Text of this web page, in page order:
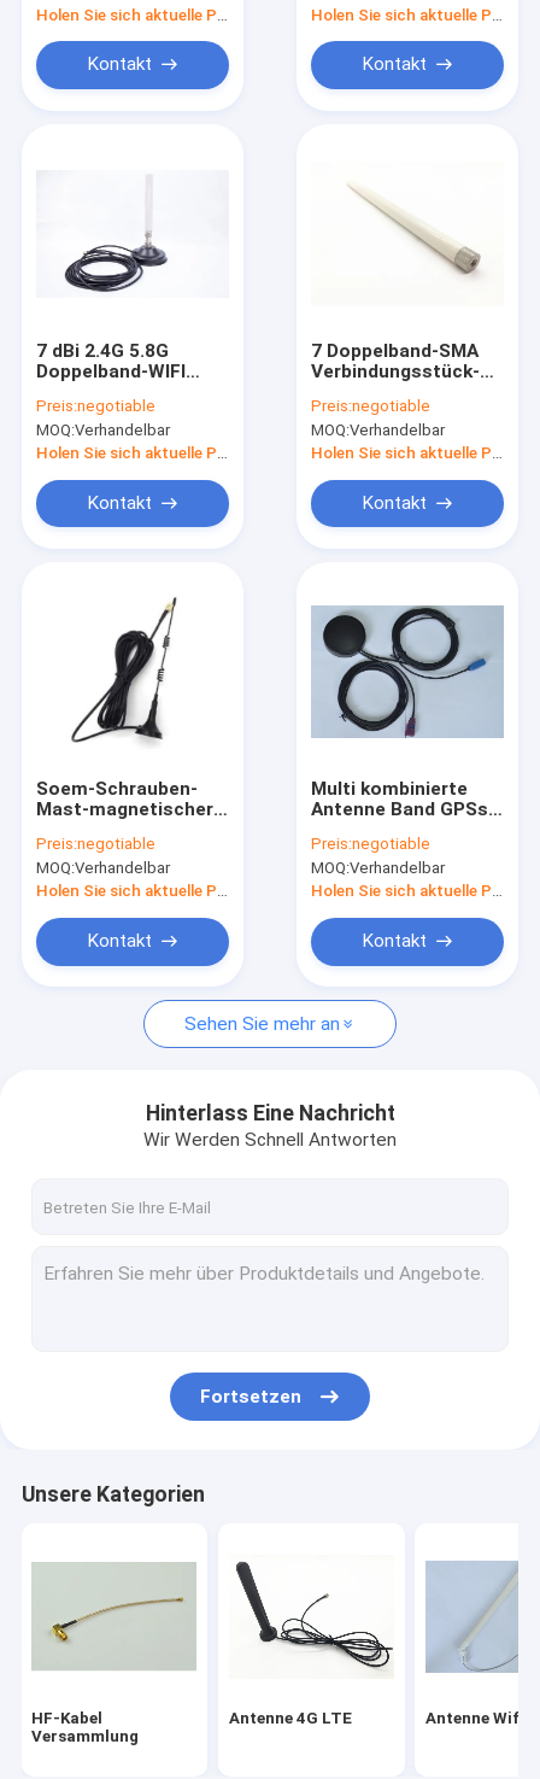
Wir über uns
Werksführung
Fordern Sie ein Zitat
HF-Kabel Versammlung
Antenne 4G LTE
Außenantenne 3G
FRP-Faser-Glas-Antenne
Auto-GPS-Antenne
Innenhdtv-Antenne
Kontakt Kontakt
7 dBi 2.4G 5.8G
Doppelband-WIFI
magnetische Berg-
Antenne 50 OHM
Widerstand
Preis:negotiable
MOQ:Verhandelbar
Holen Sie sich aktuelle Preis
Kontakt
7 Doppelband-SMA
Verbindungsstück-
Gewinn-
Hochleistungs-
Außenantenne-2.4G
Preis:negotiable
MOQ:Verhandelbar
Holen Sie sich aktuelle Preis
Kontakt
Soem-Schrauben-
Mast-magnetischer
Zweifrequenzwifi
Fernsehantenne
Preis:negotiable
MOQ:Verhandelbar
Holen Sie sich aktuelle Preis
Kontakt
Multi kombinierte
Antenne Band GPSs
Fakra-
Verbindungsstück
Preis:negotiable
MOQ:Verhandelbar
Holen Sie sich aktuelle Preis
Kontakt
Sehen Sie mehr an
Hinterlass Eine Nachricht
Wir Werden Schnell Antworten
Fortsetzen
Unsere Kategorien
HF-Kabel
Versammlung
Antenne 4G LTE Antenne Wifi